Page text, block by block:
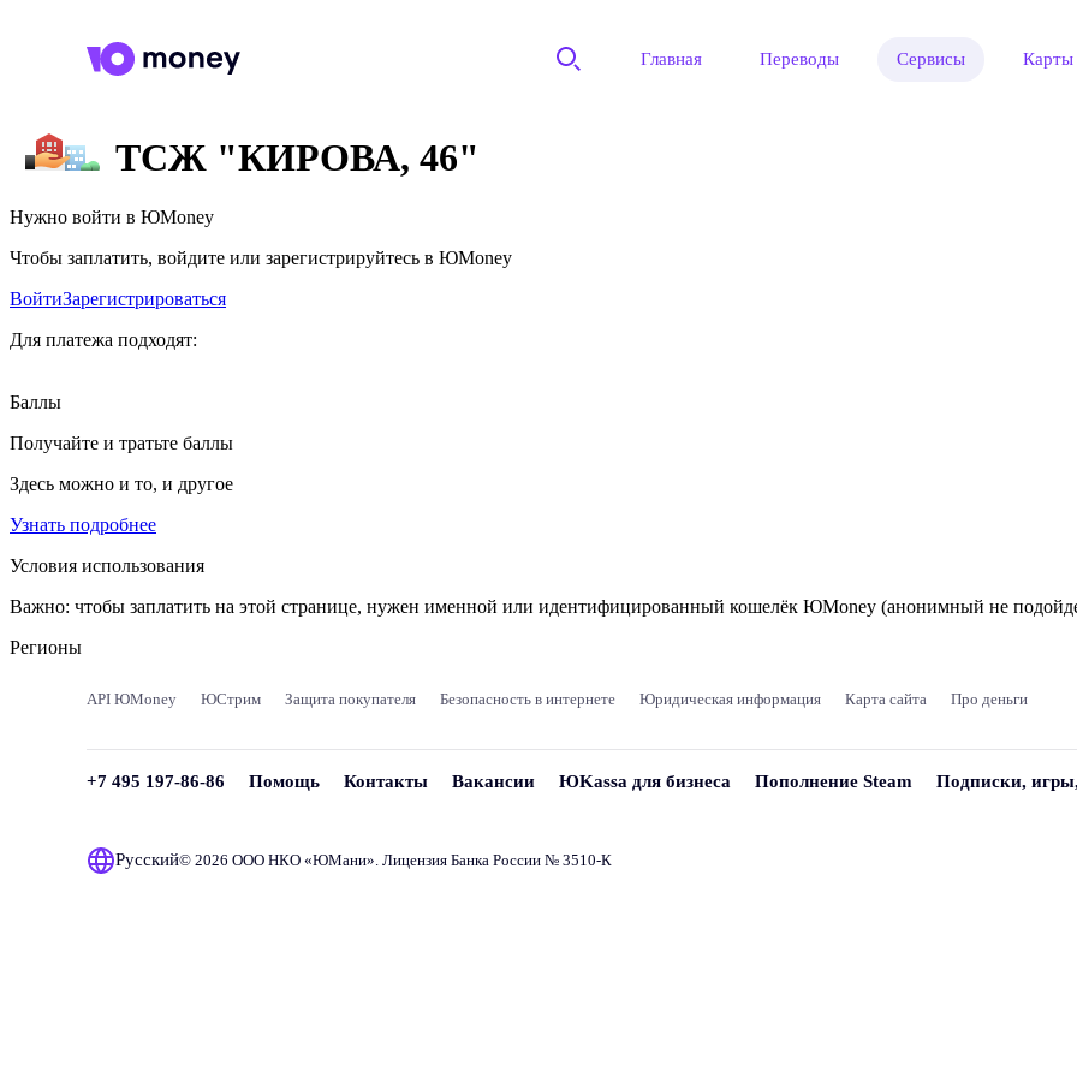
Главная Переводы Сервисы Карты
ТСЖ "КИРОВА, 46"
Нужно войти в ЮMoney
Чтобы заплатить, войдите или зарегистрируйтесь в ЮMoney
ВойтиЗарегистрироваться
Для платежа подходят:
Баллы
Получайте и тратьте баллы
Здесь можно и то, и другое
Узнать подробнее
Условия использования
Важно: чтобы заплатить на этой странице, нужен именной или идентифицированный кошелёк ЮMoney (анонимный не
Регионы
API ЮMoney ЮСтрим Защита покупателя Безопасность в интернете Юридическая информация Карта сайта Про деньги
+7 495 197-86-86 Помощь Контакты Вакансии ЮKassa для бизнеса Пополнение Steam Подписки,
Русский© 2026 ООО НКО «ЮМани». Лицензия Банка России № 3510‑К